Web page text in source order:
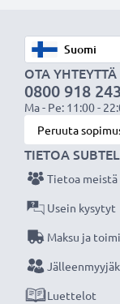
Älä missaa
laturin
OTA YHTEYTTÄ
0800 918 243
Ma - Pe: 11:00 -
Peruuta
TIETOA
Tietoa meistä
Usein kysytyt
Maksu ja
Luettelot